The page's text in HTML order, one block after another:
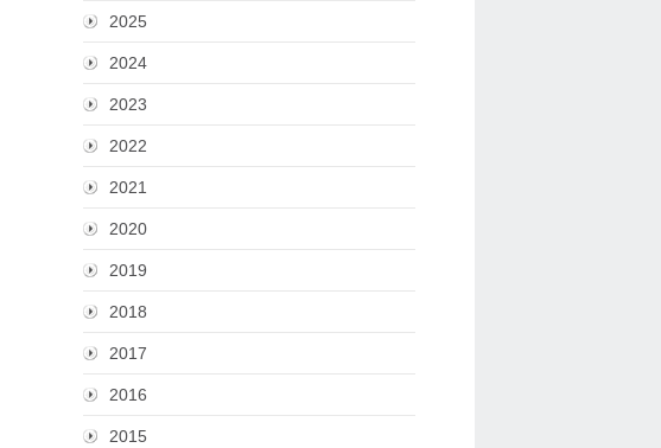
2025
2024
2023
2022
2021
2020
2019
2018
2017
2016
2015